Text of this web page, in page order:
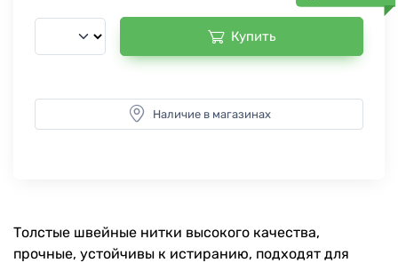
Купить
Наличие в магазинах
Толстые швейные нитки высокого качества,
прочные, устойчивы к истиранию, подходят для